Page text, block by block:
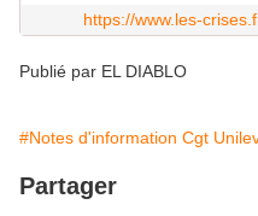
https://www.les-
Publié par EL DIABLO
#Notes d'information Cgt
Partager